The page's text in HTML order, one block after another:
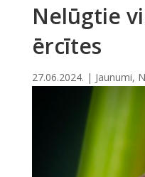
Nelūgtie
ērcītes
27.06.2024. | Jaunumi,